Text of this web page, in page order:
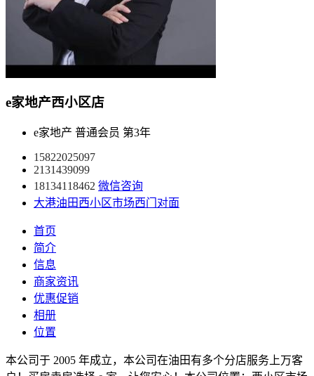
e家地产西小区店
e家地产 普通会员 第3年
15822025097
2131439099
18134118462 微信咨询
大港油田西小区市场西门对面
首页
简介
信息
商家资讯
优惠促销
相册
位置
本公司于 2005 年成立，本公司在油田有多个分店服务上万客